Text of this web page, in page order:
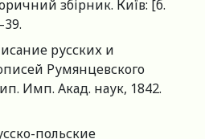
збірник. Київ: [б.
русских и
Румянцевского
Имп. Акад. наук, 1842.
польские